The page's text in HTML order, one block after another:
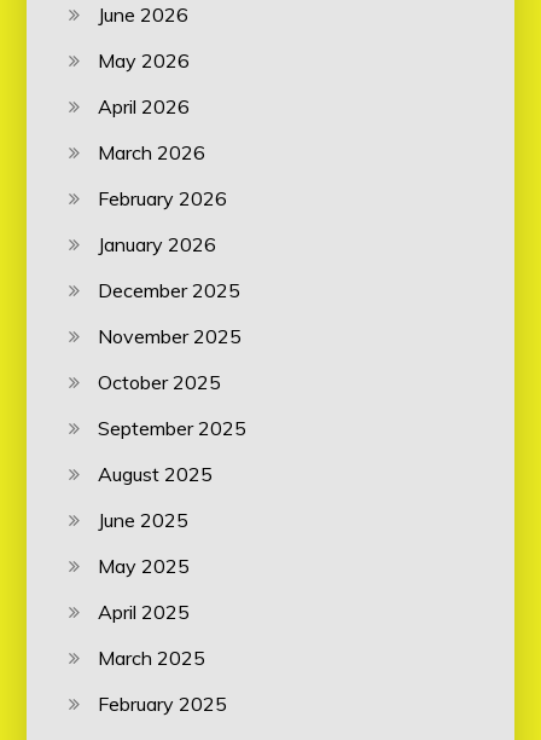
June 2026
May 2026
April 2026
March 2026
February 2026
January 2026
December 2025
November 2025
October 2025
September 2025
August 2025
June 2025
May 2025
April 2025
March 2025
February 2025